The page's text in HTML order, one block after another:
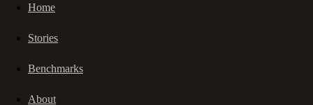
Home
Stories
Benchmarks
About